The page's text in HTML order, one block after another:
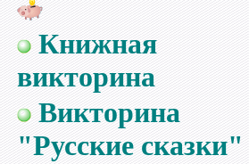
Книжная
викторина
Викторина
"Русские сказки"